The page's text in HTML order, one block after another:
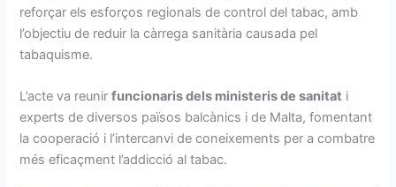
reforçar els esforços regionals de control del tabac, amb
l’objectiu de reduir la càrrega sanitària causada pel
tabaquisme.
L’acte va reunirfuncionaris dels ministeris de sanitat i
experts de diversos països balcànics i de Malta, fomentant
la cooperació i l’intercanvi de coneixements per a combatre
més eficaçment l’addicció al tabac.